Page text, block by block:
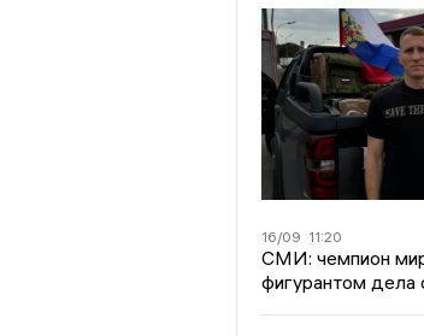
16/09 11:20
СМИ: чемпион
фигурантом дела